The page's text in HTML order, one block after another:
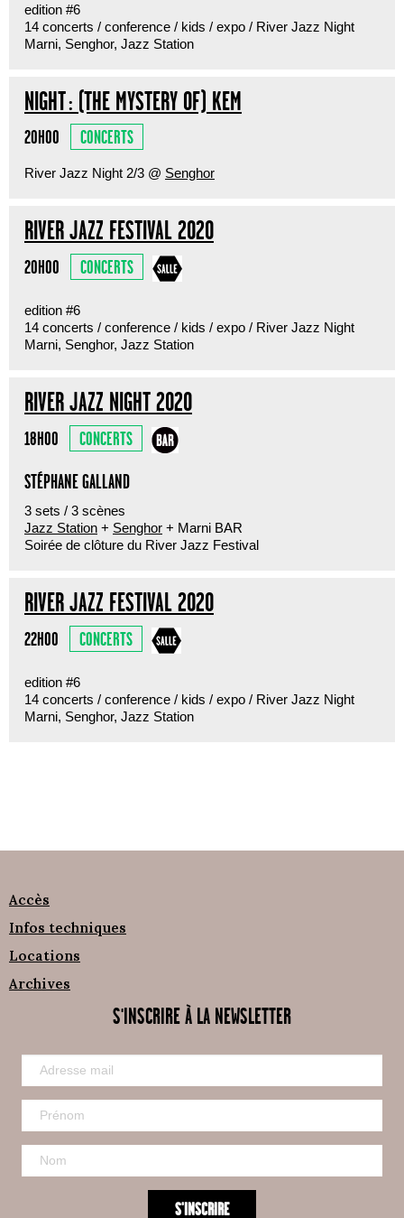
edition #6
14 concerts / conference / kids / expo / River Jazz Night
Marni, Senghor, Jazz Station
NIGHT : (THE MYSTERY OF) KEM
20H00 CONCERTS
River Jazz Night 2/3 @ Senghor
RIVER JAZZ FESTIVAL 2020
20H00 CONCERTS
edition #6
14 concerts / conference / kids / expo / River Jazz Night
Marni, Senghor, Jazz Station
RIVER JAZZ NIGHT 2020
18H00 CONCERTS
STÉPHANE GALLAND
3 sets / 3 scènes
Jazz Station + Senghor + Marni BAR
Soirée de clôture du River Jazz Festival
RIVER JAZZ FESTIVAL 2020
22H00 CONCERTS
edition #6
14 concerts / conference / kids / expo / River Jazz Night
Marni, Senghor, Jazz Station
Accès
Infos techniques
Locations
Archives
S'INSCRIRE À LA NEWSLETTER